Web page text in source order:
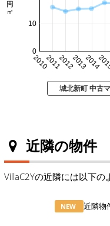
20102011201220132014
0
10
城北新町 中古
近隣の物件
VillaC2Yの近隣には以下の
NEW
近隣物